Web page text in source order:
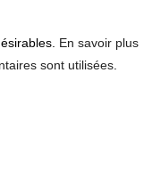
En savoir plus
sont utilisées